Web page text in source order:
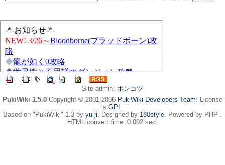
Site admin: ポンコツ
PukiWiki 1.5.0 Copyright © 2001-2006 PukiWiki Developers Team. License
is GPL.
Based on "PukiWiki" 1.3 by yu-ji. Designed by 180style. Powered by PHP .
HTML convert time: 0.002 sec.